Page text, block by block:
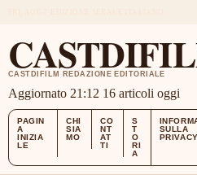
CASTDIFILM REDAZIONE EDITORIALE
Aggiornato 21:12 16 articoli oggi
PAGIN
A
INIZIA
LE
CHI
SIA
MO
CO
NT
AT
TI
S
T
O
RI
A
SULLA
PRIVACY